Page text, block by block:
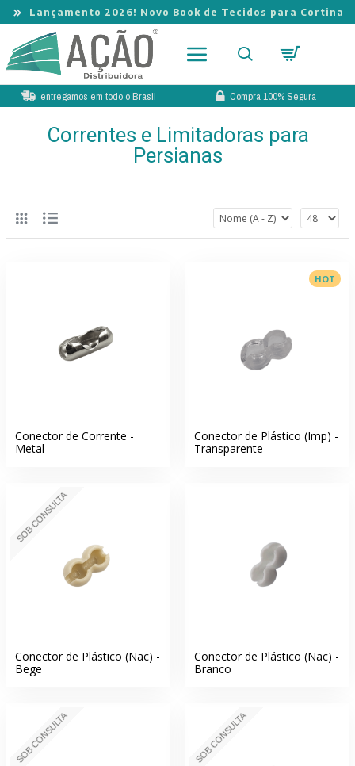
Lançamento 2026! Novo Book de Tecidos para Cortina
entregamos em todo o Brasil Compra 100% Segura
Correntes e Limitadoras para
Persianas
Conector de Corrente -
Metal
HOT
Conector de Plástico (Imp) -
Transparente
SOB CONSULTA
Conector de Plástico (Nac) -
Bege
Conector de Plástico (Nac) -
Branco
SOB CONSULTA SOB CONSULTA